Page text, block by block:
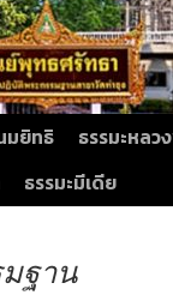
มยิทธิ
ธรรมะหลว
ธรรมะมีเดีย
ฐาน